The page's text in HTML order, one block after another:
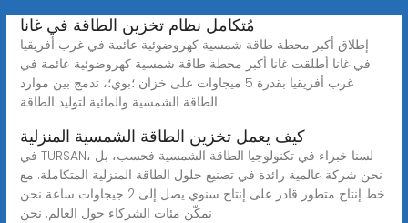
مُتكامل نظام تخزين الطاقة في غانا
إطلاق أكبر محطة طاقة شمسية كهروضوئية عائمة في غرب أفريقيا
في غانا أطلقت غانا أكبر محطة طاقة شمسية كهروضوئية عائمة في
غرب أفريقيا بقدرة 5 ميجاوات على خزان ؛بوي؛، تدمج بين موارد
الطاقة الشمسية والمائية لتوليد الطاقة.
كيف يعمل تخزين الطاقة الشمسية المنزلية
في TURSAN، لسنا خبراء في تكنولوجيا الطاقة الشمسية فحسب، بل
نحن شركة عالمية رائدة في تصنيع حلول الطاقة المنزلية المتكاملة. مع
خط إنتاج متطور قادر على إنتاج سنوي يصل إلى 2 جيجاوات ساعة نحن
نمكّن مئات الشركاء حول العالم. نحن